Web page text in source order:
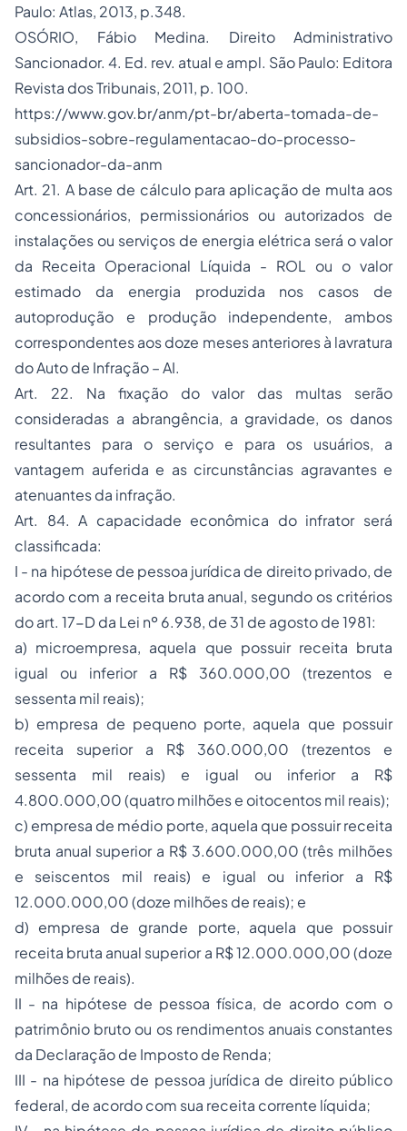
Paulo: Atlas, 2013, p.348.
OSÓRIO, Fábio Medina. Direito Administrativo
Sancionador. 4. Ed. rev. atual e ampl. São Paulo: Editora
Revista dos Tribunais, 2011, p. 100.
https://www.gov.br/anm/pt-br/aberta-tomada-de-
subsidios-sobre-regulamentacao-do-processo-
sancionador-da-anm
Art. 21. A base de cálculo para aplicação de multa aos
concessionários, permissionários ou autorizados de
instalações ou serviços de energia elétrica será o valor
da Receita Operacional Líquida - ROL ou o valor
estimado da energia produzida nos casos de
autoprodução e produção independente, ambos
correspondentes aos doze meses anteriores à lavratura
do Auto de Infração – AI.
Art. 22. Na fixação do valor das multas serão
consideradas a abrangência, a gravidade, os danos
resultantes para o serviço e para os usuários, a
vantagem auferida e as circunstâncias agravantes e
atenuantes da infração.
Art. 84. A capacidade econômica do infrator será
classificada:
I - na hipótese de pessoa jurídica de direito privado, de
acordo com a receita bruta anual, segundo os critérios
do art. 17-D da Lei nº 6.938, de 31 de agosto de 1981:
a) microempresa, aquela que possuir receita bruta
igual ou inferior a R$ 360.000,00 (trezentos e
sessenta mil reais);
b) empresa de pequeno porte, aquela que possuir
receita superior a R$ 360.000,00 (trezentos e
sessenta mil reais) e igual ou inferior a R$
4.800.000,00 (quatro milhões e oitocentos mil reais);
c) empresa de médio porte, aquela que possuir receita
bruta anual superior a R$ 3.600.000,00 (três milhões
e seiscentos mil reais) e igual ou inferior a R$
12.000.000,00 (doze milhões de reais); e
d) empresa de grande porte, aquela que possuir
receita bruta anual superior a R$ 12.000.000,00 (doze
milhões de reais).
II - na hipótese de pessoa física, de acordo com o
patrimônio bruto ou os rendimentos anuais constantes
da Declaração de Imposto de Renda;
III - na hipótese de pessoa jurídica de direito público
federal, de acordo com sua receita corrente líquida;